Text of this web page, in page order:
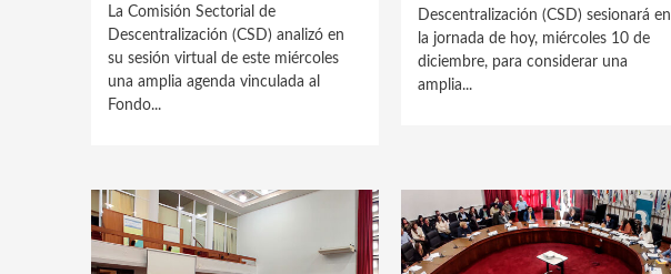
La Comisión Sectorial de
Descentralización (CSD) analizó en
su sesión virtual de este miércoles
una amplia agenda vinculada al
Fondo...
Descentralización (CSD) sesionará en
la jornada de hoy, miércoles 10 de
diciembre, para considerar una
amplia...